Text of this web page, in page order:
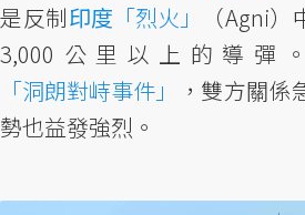
是反制印度 「烈火」
（Agni
3,000公里以上的導彈
「洞朗對峙事件」
，雙方關
勢也益發強烈。